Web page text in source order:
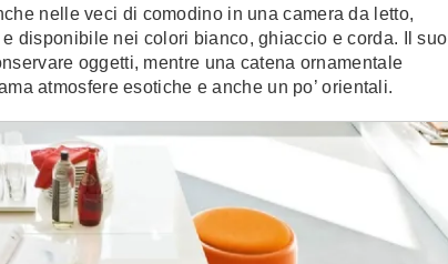
nelle veci di comodino in una camera da letto,
disponibile nei colori bianco, ghiaccio e corda. Il suo
oggetti, mentre una catena ornamentale
atmosfere esotiche e anche un po’ orientali.